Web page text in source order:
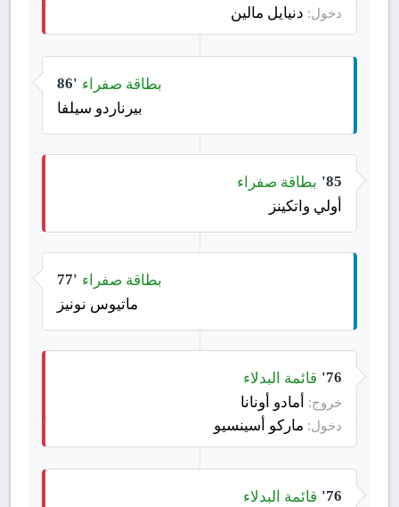
دخول: دنيايل مالين
86' بطاقة صفراء
بيرناردو سيلفا
85' بطاقة صفراء
أولي واتكينز
77' بطاقة صفراء
ماتيوس نونيز
76' قائمة البدلاء
خروج: أمادو أونانا
دخول: ماركو أسينسيو
76' قائمة البدلاء